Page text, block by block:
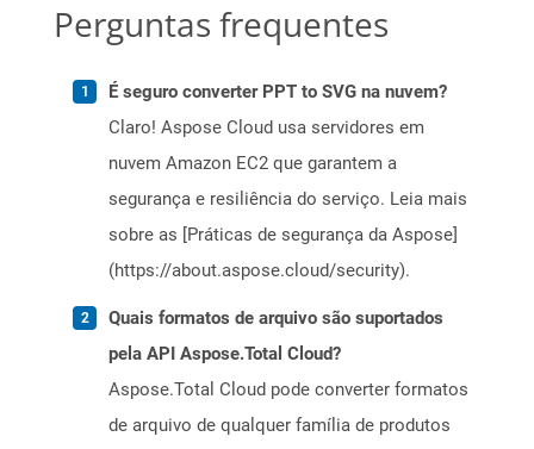
Perguntas frequentes
É seguro converter PPT to SVG na nuvem?
Claro! Aspose Cloud usa servidores em
nuvem Amazon EC2 que garantem a
segurança e resiliência do serviço. Leia mais
sobre as [Práticas de segurança da Aspose]
(https://about.aspose.cloud/security).
Quais formatos de arquivo são suportados
pela API Aspose.Total Cloud?
Aspose.Total Cloud pode converter formatos
de arquivo de qualquer família de produtos